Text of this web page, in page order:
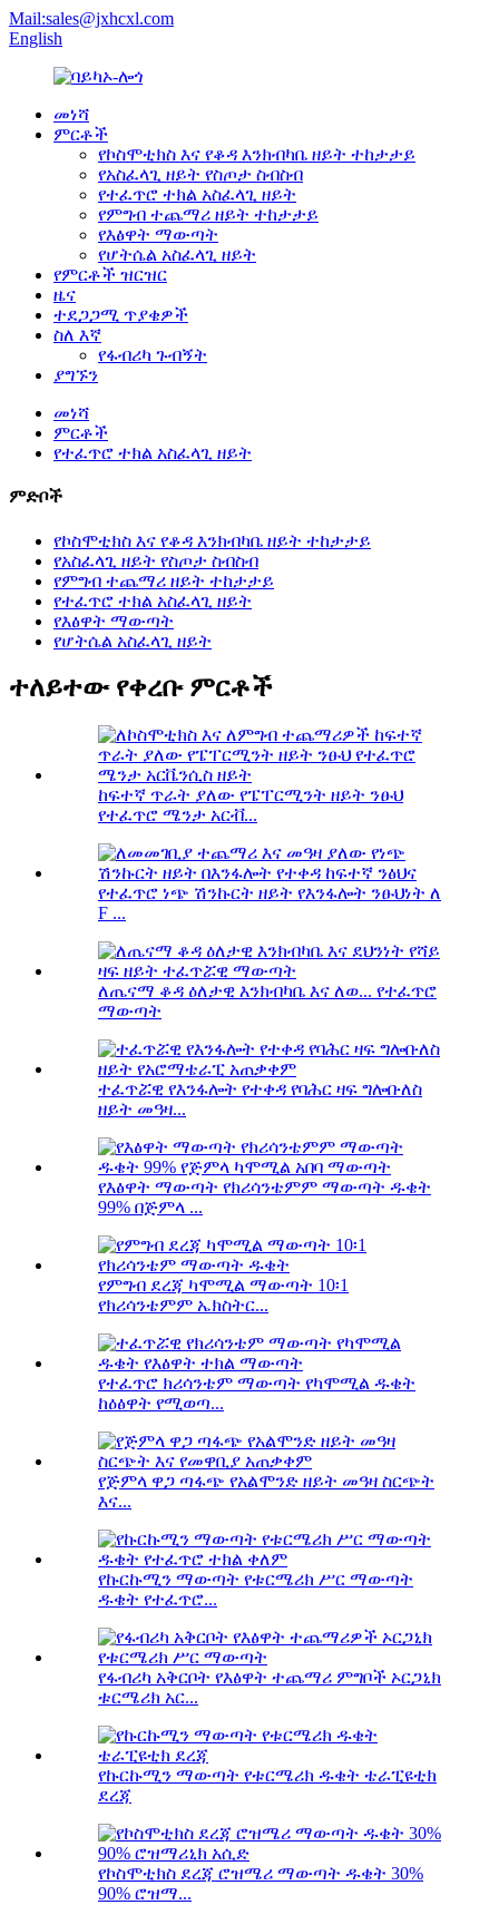
Mail:sales@jxhcxl.com
English
መነሻ
ምርቶች
የኮስሞቲክስ እና የቆዳ እንክብካቤ ዘይት ተከታታይ
የአስፈላጊ ዘይት የስጦታ ስብስብ
የተፈጥሮ ተክል አስፈላጊ ዘይት
የምግብ ተጨማሪ ዘይት ተከታታይ
የእፅዋት ማውጣት
የሆትሴል አስፈላጊ ዘይት
የምርቶች ዝርዝር
ዜና
ተደጋጋሚ ጥያቄዎች
ስለ እኛ
የፋብሪካ ጉብኝት
ያግኙን
መነሻ
ምርቶች
የተፈጥሮ ተክል አስፈላጊ ዘይት
ምድቦች
የኮስሞቲክስ እና የቆዳ እንክብካቤ ዘይት ተከታታይ
የአስፈላጊ ዘይት የስጦታ ስብስብ
የምግብ ተጨማሪ ዘይት ተከታታይ
የተፈጥሮ ተክል አስፈላጊ ዘይት
የእፅዋት ማውጣት
የሆትሴል አስፈላጊ ዘይት
ተለይተው የቀረቡ ምርቶች
ከፍተኛ ጥራት ያለው የፔፐርሚንት ዘይት ንፁህ
የተፈጥሮ ሜንታ አርቭ...
የተፈጥሮ ነጭ ሽንኩርት ዘይት የእንፋሎት ንፁህነት ለ
F ...
ለጤናማ ቆዳ ዕለታዊ እንክብካቤ እና ለወ... የተፈጥሮ
ማውጣት
ተፈጥሯዊ የእንፋሎት የተቀዳ የባሕር ዛፍ ግሎቡለስ
ዘይት መዓዛ...
የእፅዋት ማውጣት የክሪሳንቴምም ማውጣት ዱቄት
99% በጅምላ ...
የምግብ ደረጃ ካሞሚል ማውጣት 10፡1
የክሪሳንቴምም ኤክስትር...
የተፈጥሮ ክሪሳንቴም ማውጣት የካሞሚል ዱቄት
ከዕፅዋት የሚወጣ...
የጅምላ ዋጋ ጣፋጭ የአልሞንድ ዘይት መዓዛ ስርጭት
እና...
የኩርኩሚን ማውጣት የቱርሜሪክ ሥር ማውጣት
ዱቄት የተፈጥሮ...
የፋብሪካ አቅርቦት የእፅዋት ተጨማሪ ምግቦች ኦርጋኒክ
ቱርሜሪክ አር...
የኩርኩሚን ማውጣት የቱርሜሪክ ዱቄት ቴራፒዩቲክ
ደረጃ
የኮስሞቲክስ ደረጃ ሮዝሜሪ ማውጣት ዱቄት 30%
90% ሮዝማ...